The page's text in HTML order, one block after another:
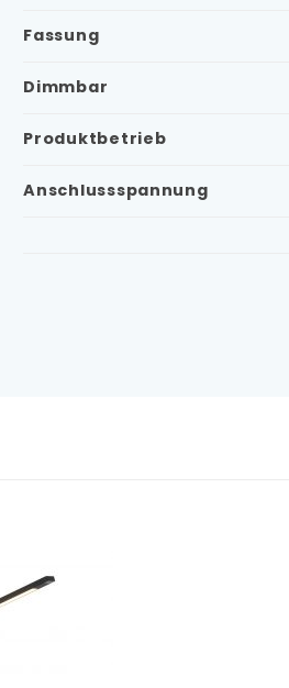
Fassung
Dimmbar
Produktbetrieb
Anschlussspannung